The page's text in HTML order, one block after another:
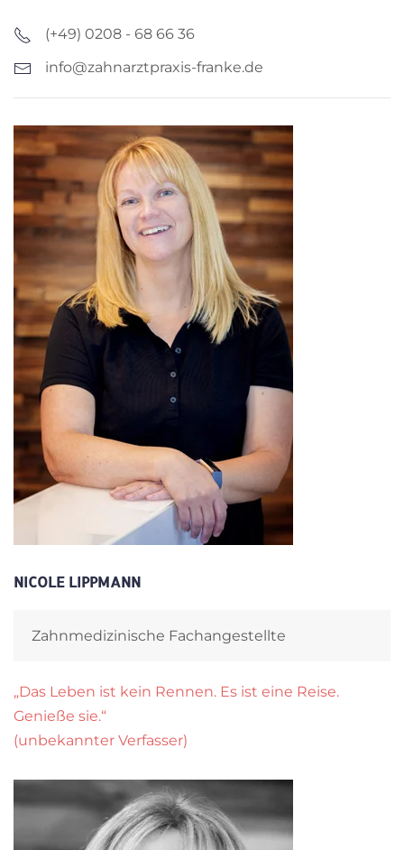
(+49) 0208 - 68 66 36
info@zahnarztpraxis-franke.de
NICOLE LIPPMANN
Zahnmedizinische Fachangestellte
„Das Leben ist kein Rennen. Es ist eine Reise.
Genieße sie.“
(unbekannter Verfasser)